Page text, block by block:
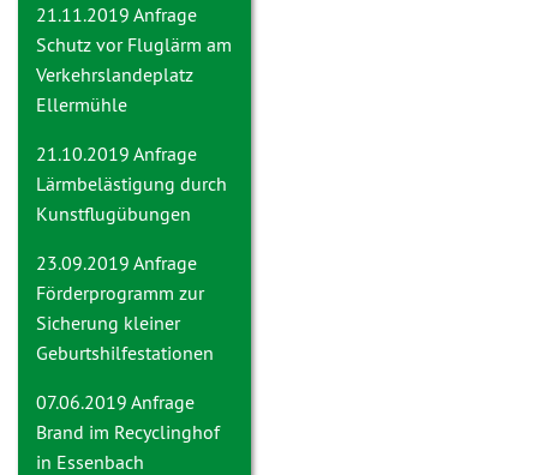
21.11.2019 Anfrage
Schutz vor Fluglärm am
Verkehrslandeplatz
Ellermühle
21.10.2019 Anfrage
Lärmbelästigung durch
Kunstflugübungen
23.09.2019 Anfrage
Förderprogramm zur
Sicherung kleiner
Geburtshilfestationen
07.06.2019 Anfrage
Brand im Recyclinghof
in Essenbach